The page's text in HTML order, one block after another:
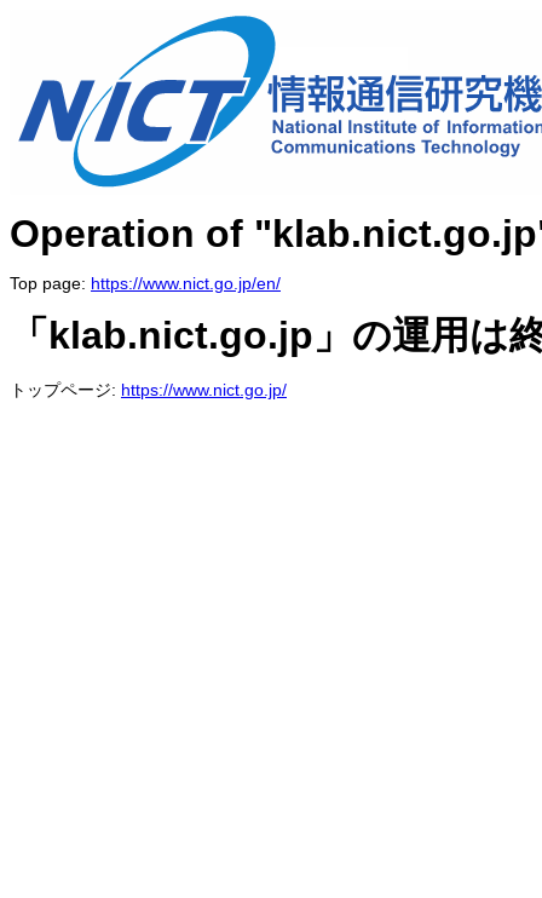
Operation of
Top page: https://www.nict.go.jp/en/
「klab.nict.go.jp」の運用は
トップページ: https://www.nict.go.jp/